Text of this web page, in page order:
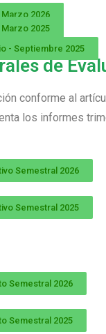
2025
2026
2025
2025
- Septiembre 2025
de
conforme al
los informes
Semestral 2026
Semestral 2025
Semestral 2026
Semestral 2025